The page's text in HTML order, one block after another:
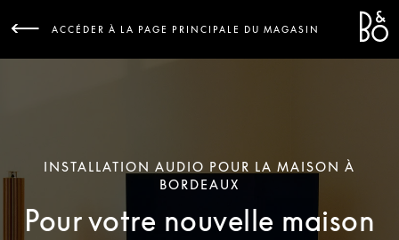
ACCÉDER À LA PAGE PRINCIPALE DU MAGASIN
INSTALLATION AUDIO POUR LA MAISON À
BORDEAUX
Pour votre nouvelle maison